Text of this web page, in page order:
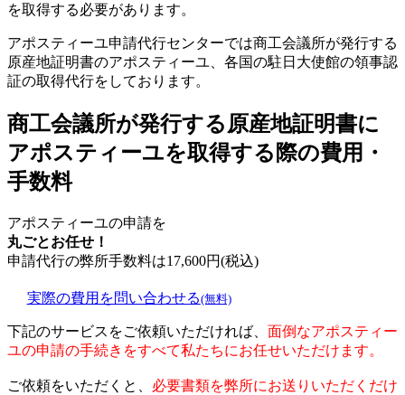
を取得する必要があります。
アポスティーユ申請代行センターでは商工会議所が発行する
原産地証明書のアポスティーユ、各国の駐日大使館の領事認
証の取得代行をしております。
商工会議所が発行する原産地証明書に
アポスティーユを取得する際の費用・
手数料
アポスティーユの申請を
丸ごとお任せ！
申請代行の弊所手数料は17,600円(税込)
実際の費用を問い合わせる(無料)
下記のサービスをご依頼いただければ、 面倒なアポスティー
ユの申請の手続きをすべて私たちにお任せいただけます。
ご依頼をいただくと、 必要書類を弊所にお送りいただくだけ